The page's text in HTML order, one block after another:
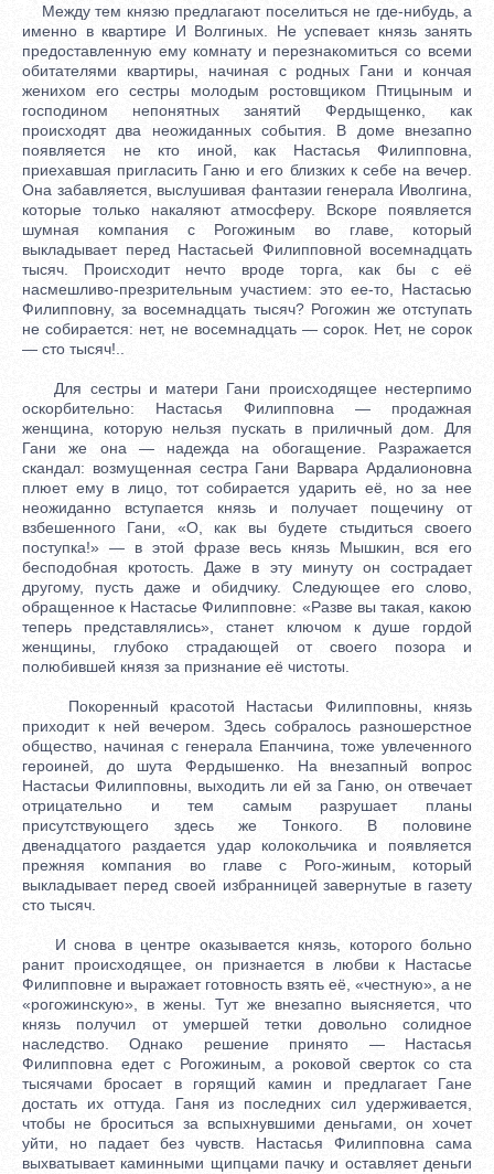
Между тем князю предлагают поселиться не где-нибудь, а
именно в квартире И Волгиных. Не успевает князь занять
предоставленную ему комнату и перезнакомиться со всеми
обитателями квартиры, начиная с родных Гани и кончая
женихом его сестры молодым ростовщиком Птицыным и
господином непонятных занятий Фердыщенко, как
происходят два неожиданных события. В доме внезапно
появляется не кто иной, как Настасья Филипповна,
приехавшая пригласить Ганю и его близких к себе на вечер.
Она забавляется, выслушивая фантазии генерала Иволгина,
которые только накаляют атмосферу. Вскоре появляется
шумная компания с Рогожиным во главе, который
выкладывает перед Настасьей Филипповной восемнадцать
тысяч. Происходит нечто вроде торга, как бы с её
насмешливо-презрительным участием: это ее-то, Настасью
Филипповну, за восемнадцать тысяч? Рогожин же отступать
не собирается: нет, не восемнадцать — сорок. Нет, не сорок
— сто тысяч!..
Для сестры и матери Гани происходящее нестерпимо
оскорбительно: Настасья Филипповна — продажная
женщина, которую нельзя пускать в приличный дом. Для
Гани же она — надежда на обогащение. Разражается
скандал: возмущенная сестра Гани Варвара Ардалионовна
плюет ему в лицо, тот собирается ударить её, но за нее
неожиданно вступается князь и получает пощечину от
взбешенного Гани, «О, как вы будете стыдиться своего
поступка!» — в этой фразе весь князь Мышкин, вся его
бесподобная кротость. Даже в эту минуту он сострадает
другому, пусть даже и обидчику. Следующее его слово,
обращенное к Настасье Филипповне: «Разве вы такая, какою
теперь представлялись», станет ключом к душе гордой
женщины, глубоко страдающей от своего позора и
полюбившей князя за признание её чистоты.
Покоренный красотой Настасьи Филипповны, князь
приходит к ней вечером. Здесь собралось разношерстное
общество, начиная с генерала Епанчина, тоже увлеченного
героиней, до шута Фердышенко. На внезапный вопрос
Настасьи Филипповны, выходить ли ей за Ганю, он отвечает
отрицательно и тем самым разрушает планы
присутствующего здесь же Тонкого. В половине
двенадцатого раздается удар колокольчика и появляется
прежняя компания во главе с Рого-жиным, который
выкладывает перед своей избранницей завернутые в газету
сто тысяч.
И снова в центре оказывается князь, которого больно
ранит происходящее, он признается в любви к Настасье
Филипповне и выражает готовность взять её, «честную», а не
«рогожинскую», в жены. Тут же внезапно выясняется, что
князь получил от умершей тетки довольно солидное
наследство. Однако решение принято — Настасья
Филипповна едет с Рогожиным, а роковой сверток со ста
тысячами бросает в горящий камин и предлагает Гане
достать их оттуда. Ганя из последних сил удерживается,
чтобы не броситься за вспыхнувшими деньгами, он хочет
уйти, но падает без чувств. Настасья Филипповна сама
выхватывает каминными щипцами пачку и оставляет деньги